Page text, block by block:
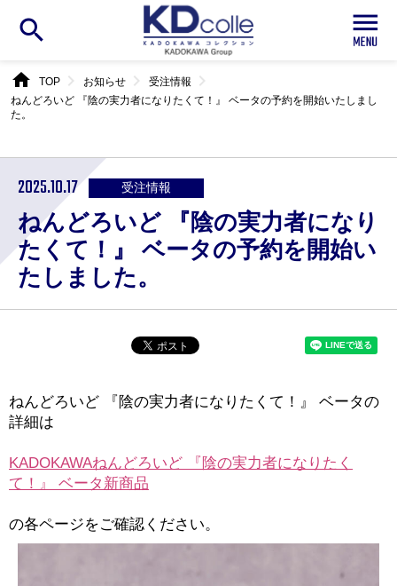
search
home TOPchevron_right お知らせchevron_right 受注情報chevron_right
ねんどろいど 『陰の実力者になりたくて！』 ベータの予約を開始いたしまし
た。
2025.10.17 受注情報
ねんどろいど 『陰の実力者になり
たくて！』 ベータの予約を開始い
たしました。
ねんどろいど 『陰の実力者になりたくて！』 ベータの
詳細は
KADOKAWAねんどろいど 『陰の実力者になりたく
て！』 ベータ新商品
の各ページをご確認ください。